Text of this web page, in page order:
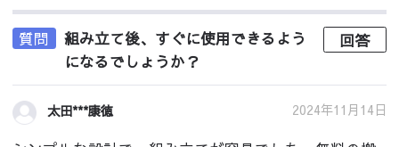
質問
組み立て後、すぐに使用できるよう
になるでしょうか？
回答
太田***康徳 2024年11月14日